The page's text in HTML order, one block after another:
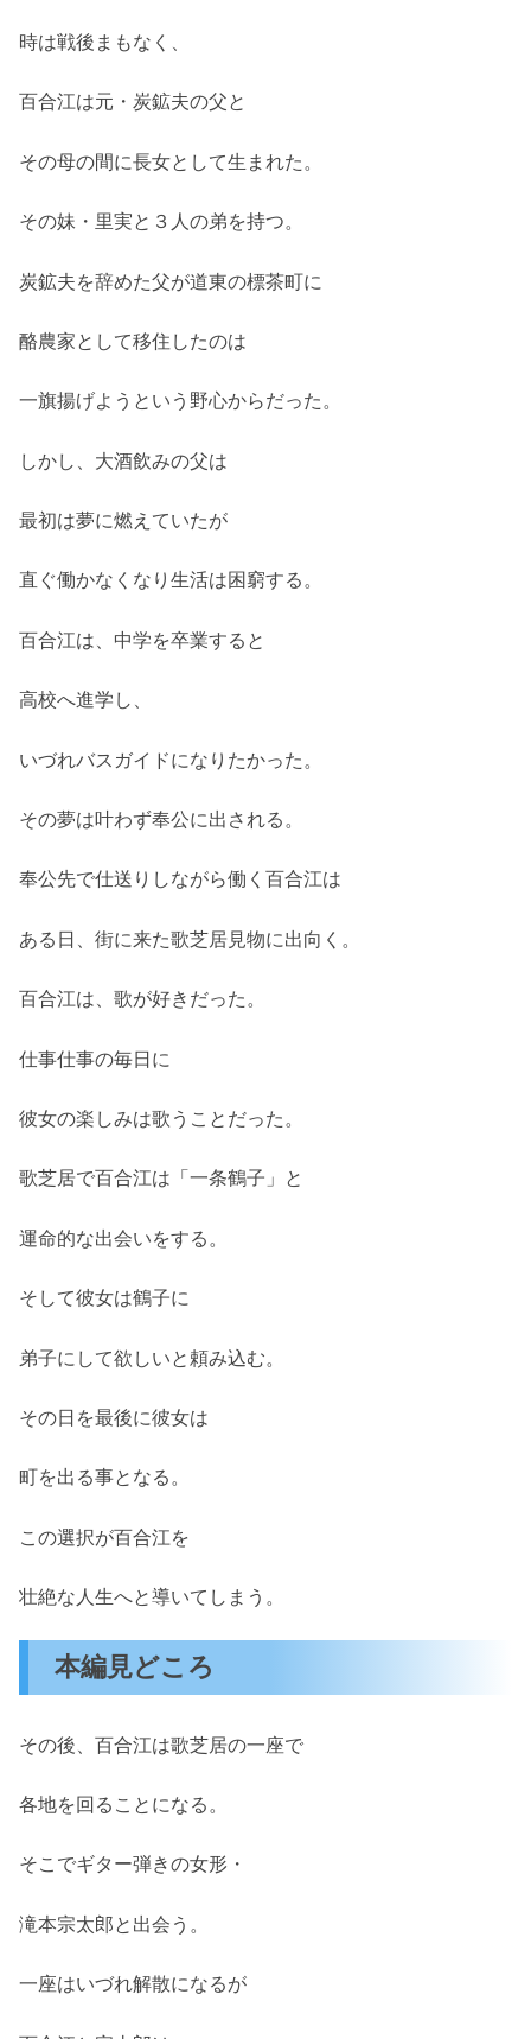
時は戦後まもなく、
百合江は元・炭鉱夫の父と
その母の間に長女として生まれた。
その妹・里実と３人の弟を持つ。
炭鉱夫を辞めた父が道東の標茶町に
酪農家として移住したのは
一旗揚げようという野心からだった。
しかし、大酒飲みの父は
最初は夢に燃えていたが
直ぐ働かなくなり生活は困窮する。
百合江は、中学を卒業すると
高校へ進学し、
いづれバスガイドになりたかった。
その夢は叶わず奉公に出される。
奉公先で仕送りしながら働く百合江は
ある日、街に来た歌芝居見物に出向く。
百合江は、歌が好きだった。
仕事仕事の毎日に
彼女の楽しみは歌うことだった。
歌芝居で百合江は「一条鶴子」と
運命的な出会いをする。
そして彼女は鶴子に
弟子にして欲しいと頼み込む。
その日を最後に彼女は
町を出る事となる。
この選択が百合江を
壮絶な人生へと導いてしまう。
本編見どころ
その後、百合江は歌芝居の一座で
各地を回ることになる。
そこでギター弾きの女形・
滝本宗太郎と出会う。
一座はいづれ解散になるが